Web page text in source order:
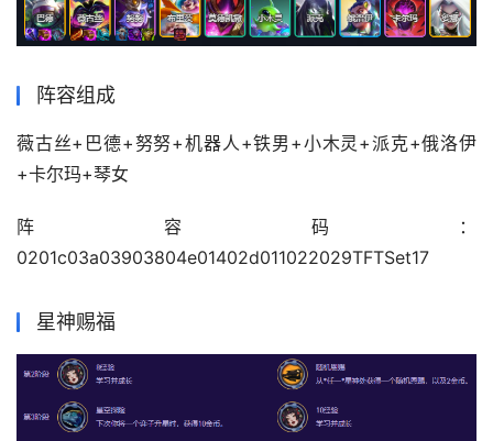
阵容组成
薇古丝+巴德+努努+机器人+铁男+小木灵+派克+俄洛伊
+卡尔玛+琴女
阵容码：
0201c03a03903804e01402d011022029TFTSet17
星神赐福